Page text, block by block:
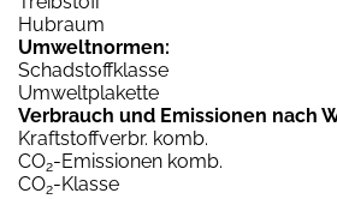
Hubraum
Umweltnormen:
Schadstoffklasse
Umweltplakette
Verbrauch und Emissionen nach
Kraftstoffverbr. komb.
CO2-Emissionen komb.
CO2-Klasse